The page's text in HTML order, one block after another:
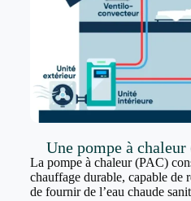
Une pompe à
La pompe à chaleur (PAC)
chauffage durable, capable de
de fournir de l’eau chaude